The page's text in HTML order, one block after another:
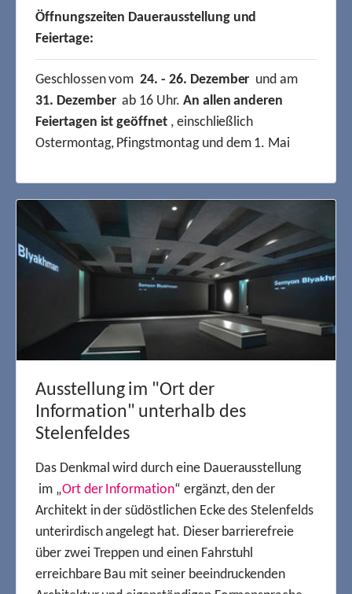
Ausstellung im "Ort der
Information" unterhalb des
Stelenfeldes
Das Denkmal wird durch eine Dauerausstellung
im „Ort der Information“ ergänzt, den der
Architekt in der südöstlichen Ecke des Stelenfelds
unterirdisch angelegt hat. Dieser barrierefreie
über zwei Treppen und einen Fahrstuhl
erreichbare Bau mit seiner beeindruckenden
Öffnungszeiten Dauerausstellung und
Feiertage:
Geschlossen vom24. - 26. Dezember und am
31. Dezemberab 16 Uhr. An allen anderen
Feiertagen ist geöffnet, einschließlich
Ostermontag, Pfingstmontag und dem 1. Mai